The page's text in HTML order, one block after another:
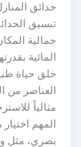
حدائق
تنسيق
جمالية
المائية
خلق حياة
العناصر من
مثالياً
المهم
بصري، مثل